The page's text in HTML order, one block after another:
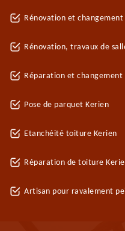
Rénovation et
Rénovation, travaux de
Réparation et
Pose de parquet Kerien
Etanchéité toiture Kerien
Réparation de toiture
Artisan pour ravalement